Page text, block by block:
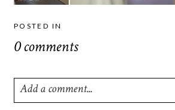
POSTED IN
0 comments
Add a comment...